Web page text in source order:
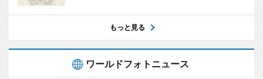
もっと見る
ワールドフォトニュース